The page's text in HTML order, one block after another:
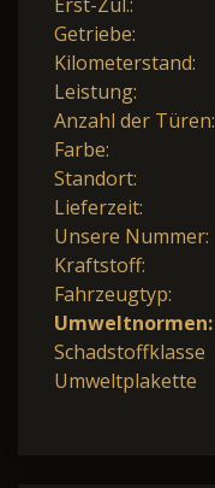
Getriebe:
Kilometerstand:
Leistung:
Anzahl der Türen:
Farbe:
Standort:
Lieferzeit:
Unsere Nummer:
Kraftstoff:
Fahrzeugtyp:
Umweltnormen:
Schadstoffklasse
Umweltplakette